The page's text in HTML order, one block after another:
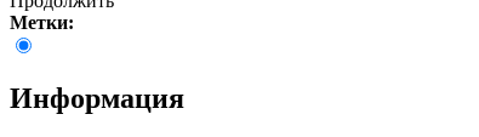
Метки:
Информация